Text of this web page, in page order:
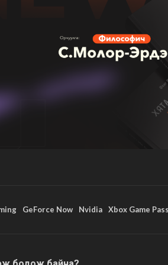
GeForce Now Nvidia Xbox Game